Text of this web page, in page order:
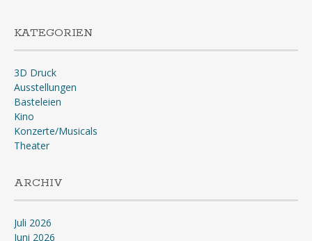
KATEGORIEN
3D Druck
Ausstellungen
Basteleien
Kino
Konzerte/Musicals
Theater
ARCHIV
Juli 2026
Juni 2026